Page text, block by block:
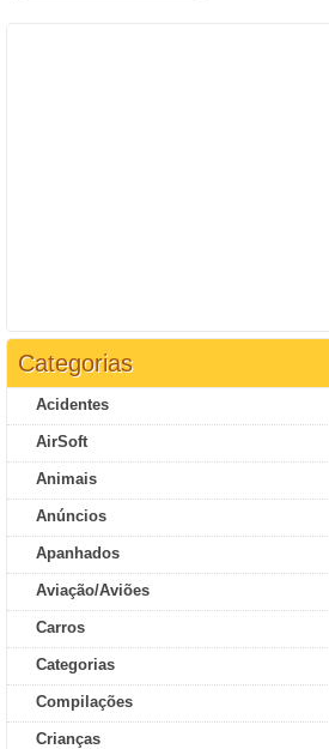
Categorias
Acidentes
AirSoft
Animais
Anúncios
Apanhados
Aviação/Aviões
Carros
Categorias
Compilações
Crianças